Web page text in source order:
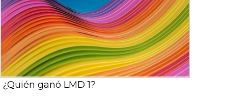
¿Quién ganó LMD 1?